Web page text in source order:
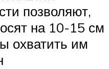
позволяют,
на 10-15 см
охватить им